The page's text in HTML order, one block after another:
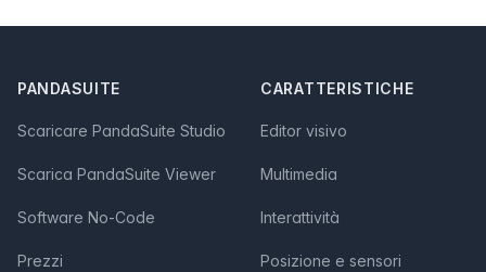
PANDASUITE
Scaricare PandaSuite Studio
Scarica PandaSuite Viewer
Software No-Code
Prezzi
CARATTERISTICHE
Editor visivo
Multimedia
Interattività
Posizione e sensori